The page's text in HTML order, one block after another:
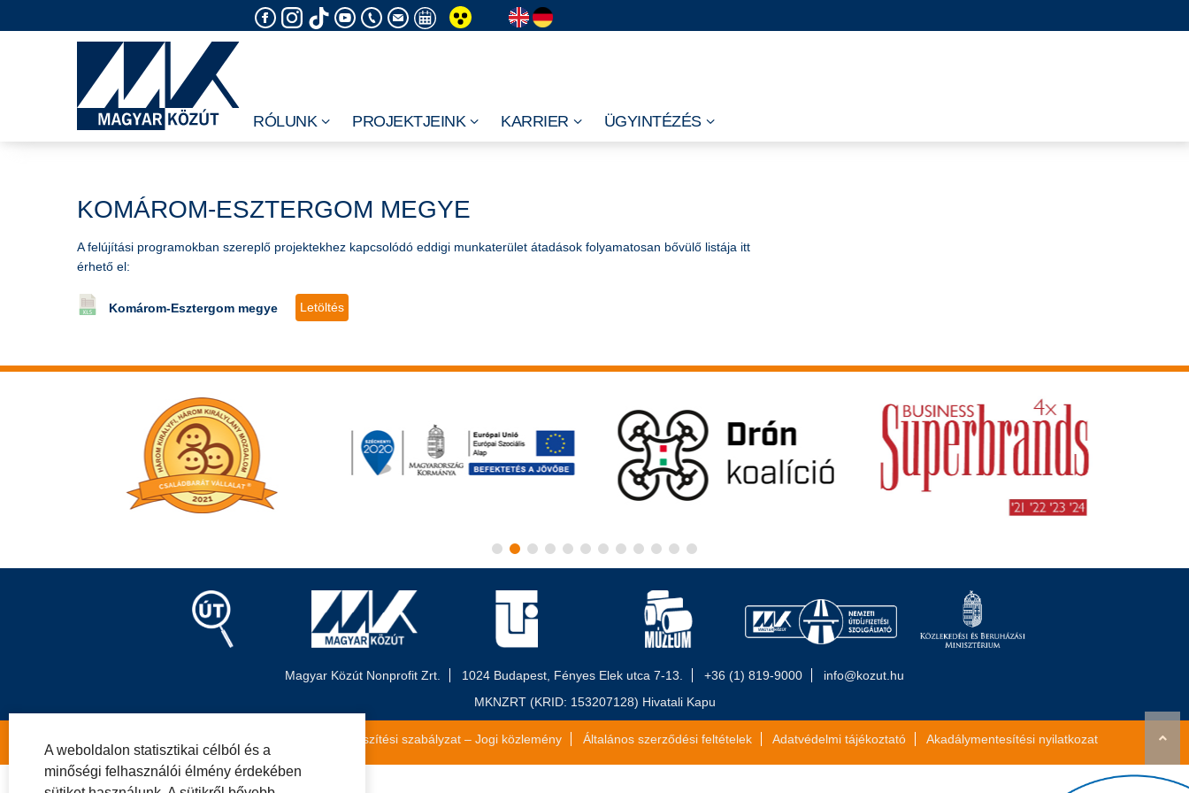
to
RÓLUNK PROJEKTJEINK KARRIER ÜGYINTÉZÉS
KOMÁROM-ESZTERGOM MEGYE
A felújítási programokban szereplő projektekhez kapcsolódó eddigi munkaterület átadások folyamatosan bővülő listája itt
érhető el:
Komárom-Esztergom megye Letöltés
Magyar Közút Nonprofit Zrt. 1024 Budapest, Fényes Elek utca 7-13. +36 (1) 819-9000
info@kozut.hu
MKNZRT (KRID: 153207128) Hivatali Kapu
Másolatkészítési szabályzat – Jogi közlemény Általános szerződési feltételek Adatvédelmi tájékoztató Akadálymentesítési nyilatkozat
A weboldalon statisztikai célból és a
minőségi felhasználói élmény érdekében